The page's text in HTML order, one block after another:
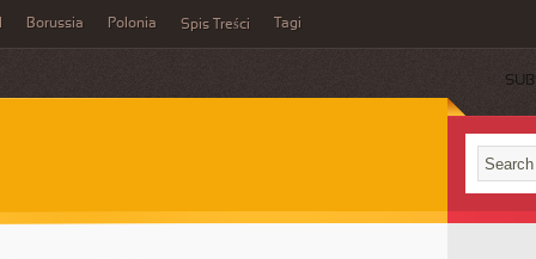
Borussia Polonia Spis Treści Tagi